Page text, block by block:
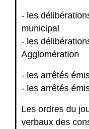
- les
municipal
- les
Agglomération
- les arrêtés
- les arrêtés
Les ordres du
verbaux des